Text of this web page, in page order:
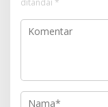
i
p
ditandai *